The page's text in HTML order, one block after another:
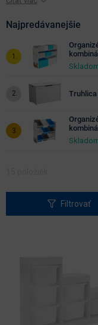
rozmanitosti a
Najpredávanejšie
Truhlica
Filtrovať
Výška
Šírka
Hĺbka
(cm)
prevedenie
biela dub